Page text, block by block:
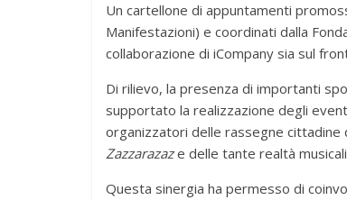
Un cartellone di appuntamenti
Manifestazioni) e coordinati dalla
collaborazione di iCompany sia sul
Di rilievo, la presenza di importanti
supportato la realizzazione degli
organizzatori delle rassegne cittadine
Zazzarazaze delle tante realtà
Questa sinergia ha permesso di